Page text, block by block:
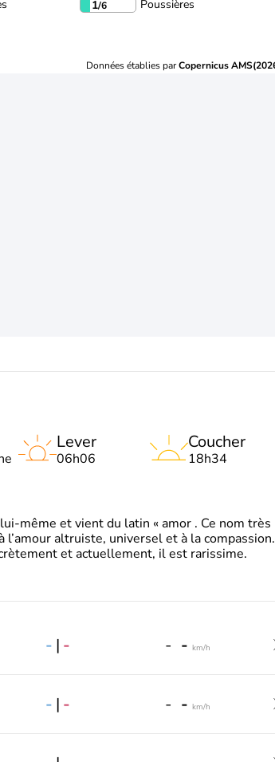
1/6 Poussières
Données établies parCopernicus
Lever
06h06
Coucher
18h34
même et vient du latin « amor . Ce nom très
altruiste, universel et à la compassion.
et actuellement, il est rarissime.
- | - - - km/h
- | - - - km/h